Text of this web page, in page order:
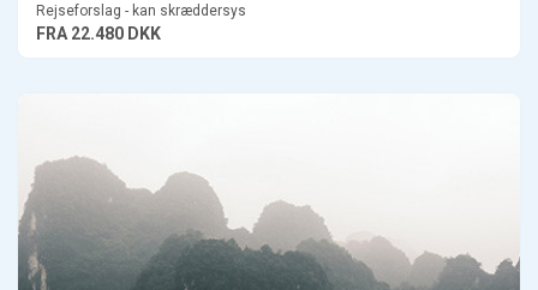
Rejseforslag - kan skræddersys
FRA 22.480 DKK